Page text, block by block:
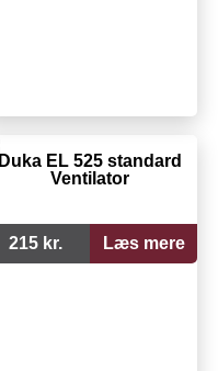
Duka EL 525 standard
Ventilator
215 kr. Læs mere